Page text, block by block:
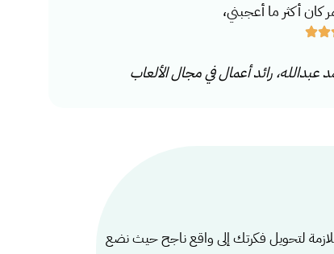
كان أكثر ما أعجبني،
عبدالله، رائد أعمال في مجال الألعاب
لتحويل فكرتك إلى واقع ناجح حيث نضع